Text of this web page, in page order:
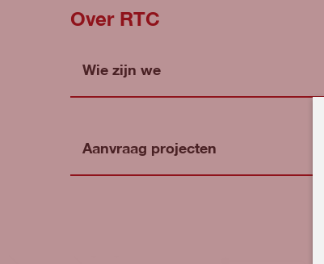
Over RTC
Wie zijn we
Aanvraag projecten